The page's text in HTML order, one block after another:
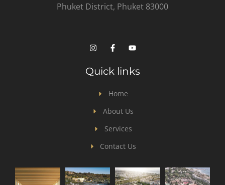
Phuket District, Phuket 83000
Quick links
Home
About Us
Services
Contact Us